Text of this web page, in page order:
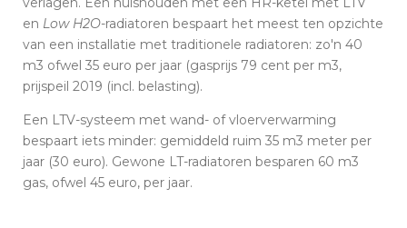
en Low H2O-radiatoren bespaart het meest ten opzichte
van een installatie met traditionele radiatoren: zo'n 40
m3 ofwel 35 euro per jaar (gasprijs 79 cent per m3,
prijspeil 2019 (incl. belasting).
Een LTV-systeem met wand- of vloerverwarming
bespaart iets minder: gemiddeld ruim 35 m3 meter per
jaar (30 euro). Gewone LT-radiatoren besparen 60 m3
gas, ofwel 45 euro, per jaar.